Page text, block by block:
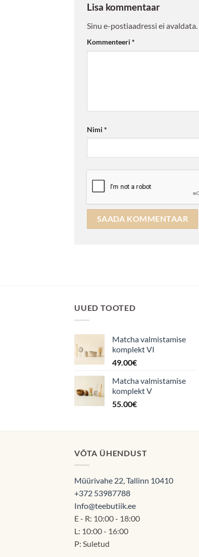
Lisa kommentaar
Sinu e-postiaadressi ei avaldata.
Kommenteeri *
Nimi *
UUED TOOTED
Matcha valmistamise
komplekt VI
49.00€
Matcha valmistamise
komplekt V
55.00€
VÕTA ÜHENDUST
Müürivahe 22, Tallinn 10410
+372 53987788
Info@teebutiik.ee
E - R: 10:00 - 18:00
L: 10:00 - 16:00
P: Suletud